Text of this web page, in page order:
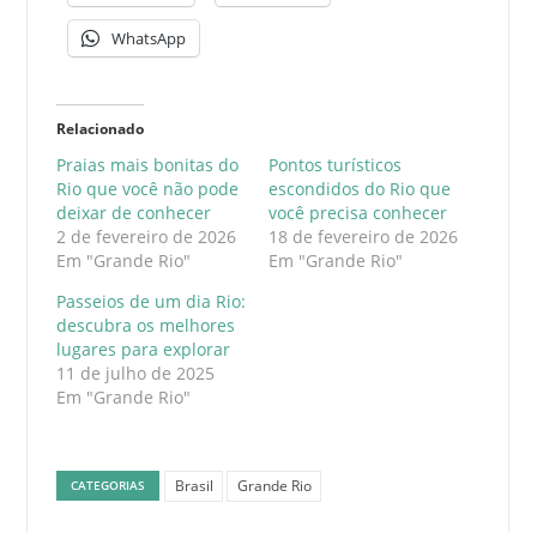
WhatsApp
Relacionado
Praias mais bonitas do
Rio que você não pode
deixar de conhecer
2 de fevereiro de 2026
Em "Grande Rio"
Pontos turísticos
escondidos do Rio que
você precisa conhecer
18 de fevereiro de 2026
Em "Grande Rio"
Passeios de um dia Rio:
descubra os melhores
lugares para explorar
11 de julho de 2025
Em "Grande Rio"
CATEGORIAS Brasil Grande Rio